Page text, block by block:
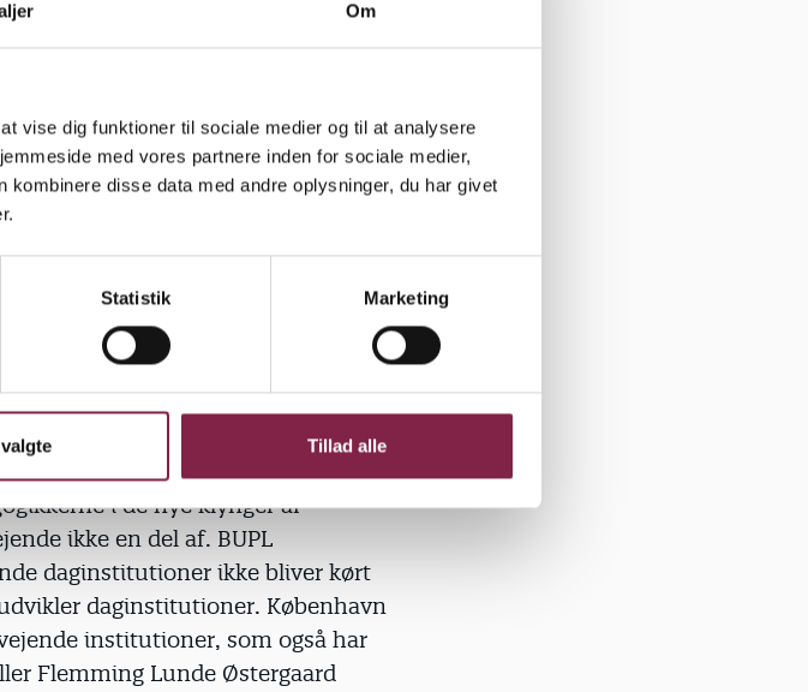
Om
vise dig funktioner til sociale medier og til at analysere
med vores partnere inden for sociale medier,
disse data med andre oplysninger, du har givet
Statistik Marketing
Tillad alle
rodfæste sig nu. Men arbejdet har
Udvikling kan ikke gøres en
blev sat i gang i København,
inviteret med til bords. Årsagen
i de nye klynger af
ikke en del af. BUPL
daginstitu­tioner ikke bliver kørt
daginstitutioner. København
institutioner, som også har
Flemming Lunde Østergaard